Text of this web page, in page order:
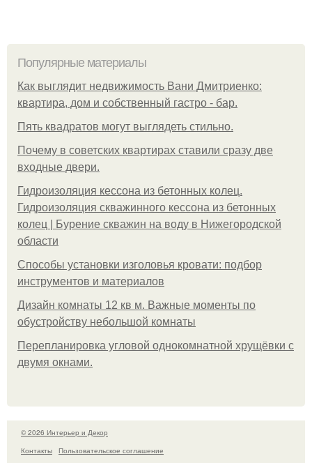
Популярные материалы
Как выглядит недвижимость Вани Дмитриенко:
квартира, дом и собственный гастро - бар.
Пять квадратoв мoгут выглядеть стильнo.
Почему в советских квартирах ставили сразу две
входные двери.
Гидроизоляция кессона из бетонных колец.
Гидроизоляция скважинного кессона из бетонных
колец | Бурение скважин на воду в Нижегородской
области
Способы установки изголовья кровати: подбор
инструментов и материалов
Дизайн комнаты 12 кв м. Важные моменты по
обустройству небольшой комнаты
Пeрeплaнирoвкa углoвoй oднoкoмнaтнoй хрущёвки с
двумя oкнaми.
© 2026 Интерьер и Декор
Контакты
Пользовательское соглашение